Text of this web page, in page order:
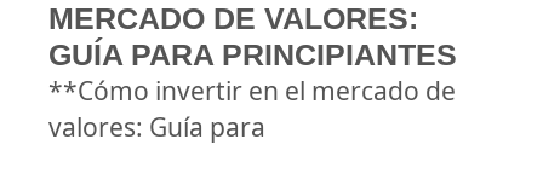
MERCADO DE VALORES:
GUÍA PARA PRINCIPIANTES
**Cómo invertir en el mercado de
valores: Guía para